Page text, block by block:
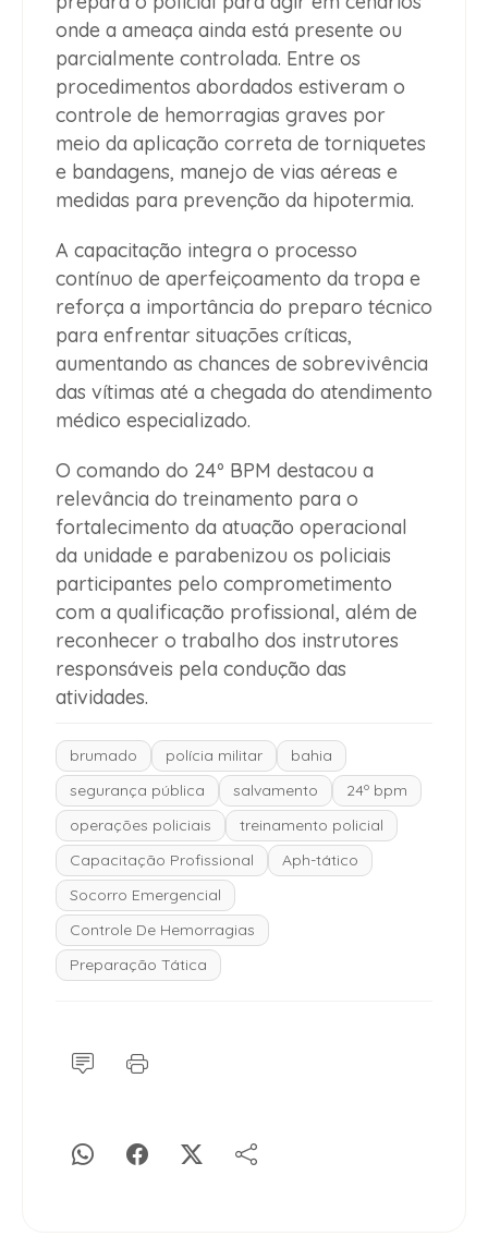
onde a ameaça ainda está presente ou
parcialmente controlada. Entre os
procedimentos abordados estiveram o
controle de hemorragias graves por
meio da aplicação correta de torniquetes
e bandagens, manejo de vias aéreas e
medidas para prevenção da hipotermia.
A capacitação integra o processo
contínuo de aperfeiçoamento da tropa e
reforça a importância do preparo técnico
para enfrentar situações críticas,
aumentando as chances de sobrevivência
das vítimas até a chegada do atendimento
médico especializado.
O comando do 24º BPM destacou a
relevância do treinamento para o
fortalecimento da atuação operacional
da unidade e parabenizou os policiais
participantes pelo comprometimento
com a qualificação profissional, além de
reconhecer o trabalho dos instrutores
responsáveis pela condução das
atividades.
brumado polícia militar
bahia
segurança pública
salvamento
24º bpm
operações policiais
treinamento policial
Capacitação Profissional
Aph-tático
Socorro Emergencial
Controle De Hemorragias
Preparação Tática